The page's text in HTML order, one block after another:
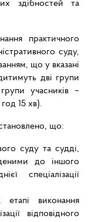
здібностей та
практичного
суду,
що у вказані
дві групи
учасників –
15 хв).
що:
суду та судді,
до іншого
спеціалізації
виконання
відповідного